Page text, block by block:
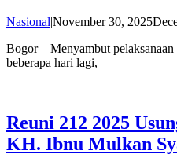
Nasional|November 30, 2025
Bogor – Menyambut
beberapa hari lagi,
Reuni 212 2025
KH. Ibnu Mulkan